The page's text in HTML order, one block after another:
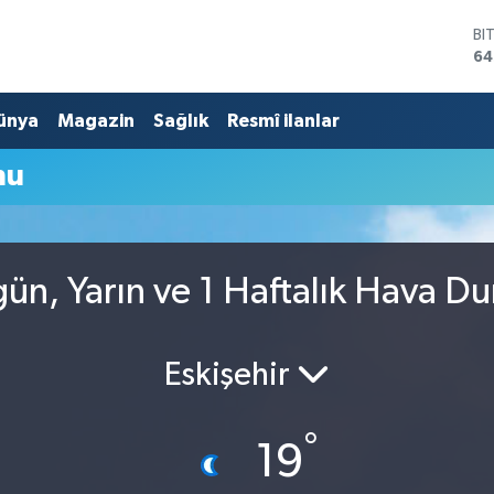
Magazin Sağlık Resmî ilanlar
Yarın ve 1 Haftalık Hava
Eskişehir
19°